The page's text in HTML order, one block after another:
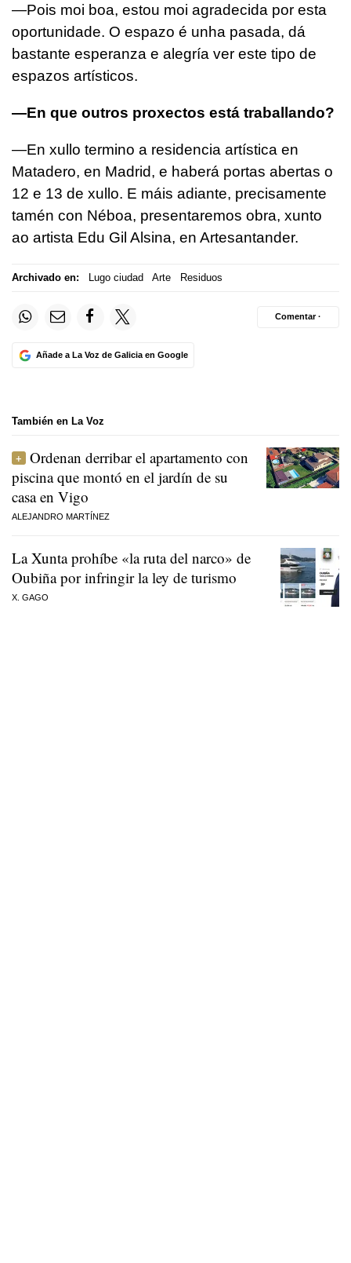
—Pois moi boa, estou moi agradecida por esta
oportunidade. O espazo é unha pasada, dá
bastante esperanza e alegría ver este tipo de
espazos artísticos.
—En que outros proxectos está traballando?
—En xullo termino a residencia artística en
Matadero, en Madrid, e haberá portas abertas o
12 e 13 de xullo. E máis adiante, precisamente
tamén con Néboa, presentaremos obra, xunto
ao artista Edu Gil Alsina, en Artesantander.
Archivado en: Lugo ciudad Arte Residuos
Añade a La Voz de Galicia en Google
Comentar ·
También en La Voz
Ordenan derribar el apartamento con
piscina que montó en el jardín de su
casa en Vigo
ALEJANDRO MARTÍNEZ
La Xunta prohíbe «la ruta del narco» de
Oubiña por infringir la ley de turismo
X. GAGO